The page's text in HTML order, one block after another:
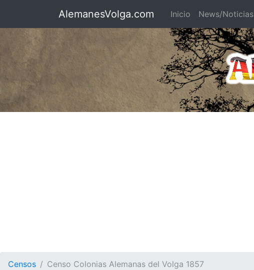
AlemanesVolga.com Inicio News/Noticias
Censos Censo Colonias Alemanas del Volga 1857